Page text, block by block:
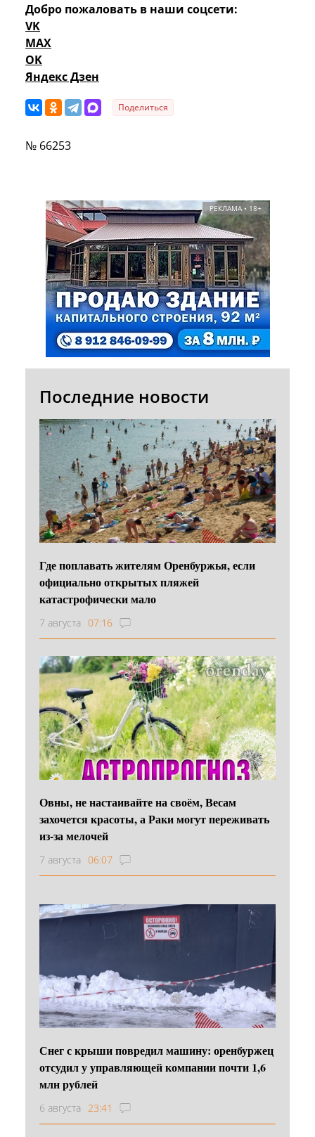
Добро пожаловать в наши соцсети:
VK
MAX
OK
Яндекс Дзен
Поделиться
№ 66253
РЕКЛАМА • 18+
Последние новости
Где поплавать жителям Оренбуржья, если
официально открытых пляжей
катастрофически мало
7 августа 07:16
Овны, не настаивайте на своём, Весам
захочется красоты, а Раки могут переживать
из-за мелочей
7 августа 06:07
Снег с крыши повредил машину: оренбуржец
отсудил у управляющей компании почти 1,6
млн рублей
6 августа 23:41